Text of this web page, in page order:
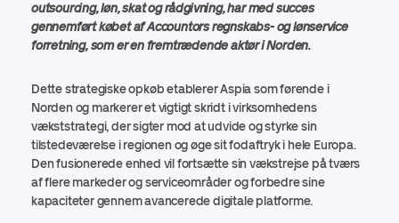
outsourcing, løn, skat og rådgivning, har med succes
gennemført købet af Accountors regnskabs- og lønservice
forretning, som er en fremtrædende aktør i Norden.
Dette strategiske opkøb etablerer Aspia som førende i
Norden og markerer et vigtigt skridt i virksomhedens
vækststrategi, der sigter mod at udvide og styrke sin
tilstedeværelse i regionen og øge sit fodaftryk i hele Europa.
Den fusionerede enhed vil fortsætte sin vækstrejse på tværs
af flere markeder og serviceområder og forbedre sine
kapaciteter gennem avancerede digitale platforme.